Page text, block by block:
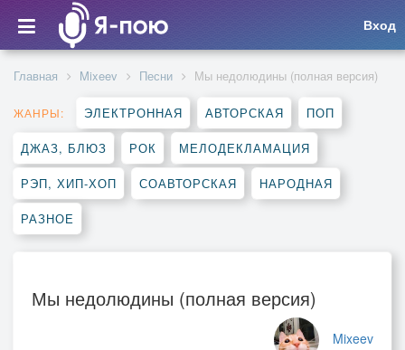
Вход
Главная Mixeev Песни Мы недолюдины (полная версия)
ЖАНРЫ: ЭЛЕКТРОННАЯ АВТОРСКАЯ ПОП
ДЖАЗ, БЛЮЗ РОК МЕЛОДЕКЛАМАЦИЯ
РЭП, ХИП-ХОП СОАВТОРСКАЯ НАРОДНАЯ
РАЗНОЕ
Мы недолюдины (полная версия)
Mixeev